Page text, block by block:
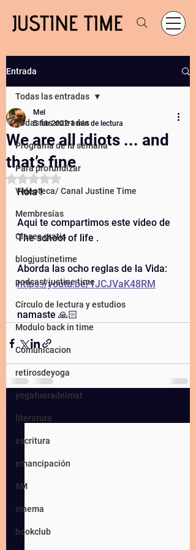
Entrada
Todas las entradas
Programa de la semana
Para profundizar
Videoteca/ Canal Justine Time
Membresías
Clases gratis
blogjustinetime
podcast justine time
Círculo de lectura y estudios
Modulo back in time
Comunicacion
retirosdeyoga
yogafueradelmat
literatura
escritura
emancipación
8M
cinema
bookclub
Todas las entradas
We are all idiots ... and
that’s fine
Mel
5 feb 2022 1 min de lectura
Obtuvo NaN de 5 estrellas.
Hola !
Aqui te compartimos este video de
The school of life .
Aborda las ocho reglas de la Vida:
https://youtu.be/1JCJVaK48RM
namaste 🙏🏻
Entradas recientes